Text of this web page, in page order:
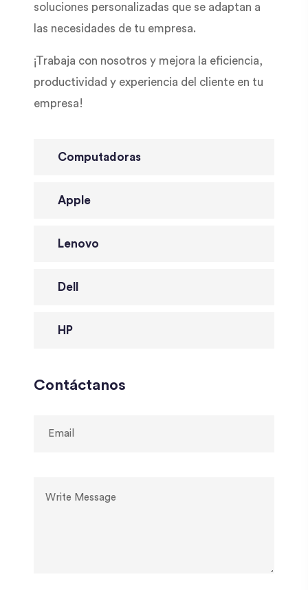
Computadoras
Apple
Lenovo
Dell
HP
Contáctanos
soluciones personalizadas que se adaptan a
las necesidades de tu empresa.
¡Trabaja con nosotros y mejora la eficiencia,
productividad y experiencia del cliente en tu
empresa!